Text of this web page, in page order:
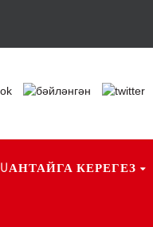
UАНТАЙГА КЕРЕГЕЗ